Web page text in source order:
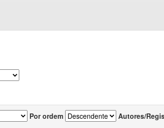
Por ordem Autores/